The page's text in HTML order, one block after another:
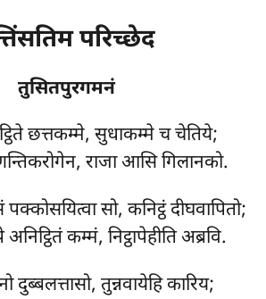
परिच्छेद
तुसितपुरगमनं
छत्तकम्मे, सुधाकम्मे च चेतिये;
राजा आसि गिलानको.
पक्कोसयित्वा सो, कनिट्ठं दीघवापितो;
अनिट्ठितं कम्मं, निट्ठापेहीति अब्रवि.
दुब्बलत्तासो, तुन्नवायेहि कारिय;